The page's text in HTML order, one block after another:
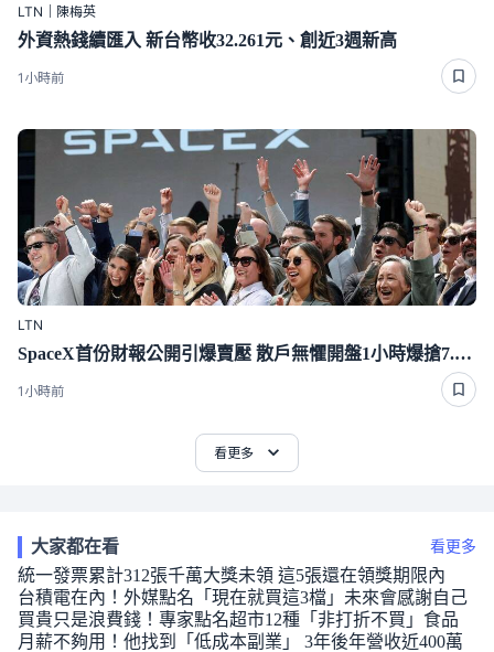
LTN｜陳梅英
外資熱錢續匯入 新台幣收32.261元、創近3週新高
1小時前
LTN
SpaceX首份財報公開引爆賣壓 散戶無懼開盤1小時爆搶7.4億
1小時前
看更多
大家都在看 看更多
統一發票累計312張千萬大獎未領 這5張還在領獎期限內
台積電在內！外媒點名「現在就買這3檔」未來會感謝自己
買貴只是浪費錢！專家點名超市12種「非打折不買」食品
月薪不夠用！他找到「低成本副業」 3年後年營收近400萬